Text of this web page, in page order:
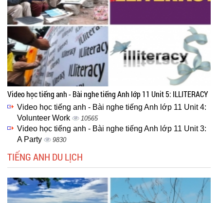
Video học tiếng anh - Bài nghe tiếng Anh lớp 11 Unit 5: ILLITERACY
Video học tiếng anh - Bài nghe tiếng Anh lớp 11 Unit 4:
Volunteer Work
10565
Video học tiếng anh - Bài nghe tiếng Anh lớp 11 Unit 3:
A Party
9830
TIẾNG ANH DU LỊCH